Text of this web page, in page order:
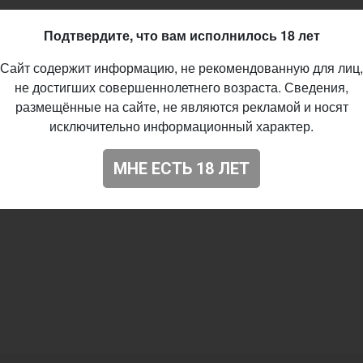
Подтвердите, что вам исполнилось 18 лет
Сайт содержит информацию, не рекомендованную для лиц,
не достигших совершеннолетнего возраста. Сведения,
размещённые на сайте, не являются рекламой и носят
исключительно информационный характер.
МНЕ ЕСТЬ 18 ЛЕТ